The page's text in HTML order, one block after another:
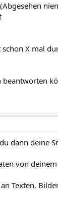
X mal
beantworten
dann deine
von
Texten,